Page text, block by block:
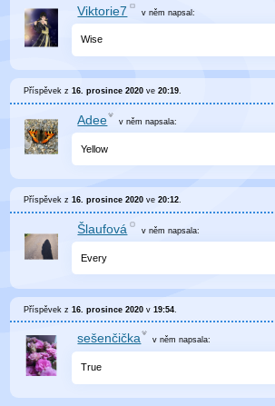
Viktorie7 v němnapsal:
Wise
Příspěvek z16. prosince 2020 ve20:19.
Adee v něm napsala:
Yellow
Příspěvek z16. prosince 2020 ve20:12.
Šlaufová v němnapsala:
Every
Příspěvek z16. prosince 2020 v19:54
sešenčička v něm napsala:
True